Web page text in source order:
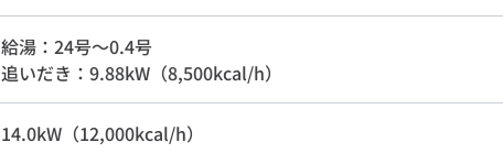
給湯：24号～0.4号
追いだき：9.88kW（8,500kcal/h）
14.0kW（12,000kcal/h）